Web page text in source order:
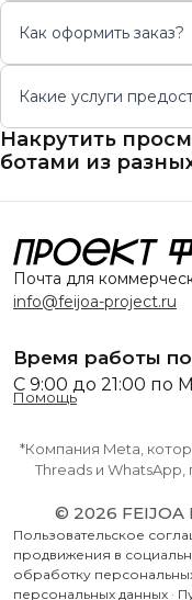
Накрутить
ботами из
Как оформить заказ?
Какие услуги
Почта для
info@feijoa-project.ru
Время работы
С 9:00 до 21:00 по
Помощь
*Компания Meta,
Threads и
© 2026
Пользовательское
продвижения в
обработку
персональных данных ·